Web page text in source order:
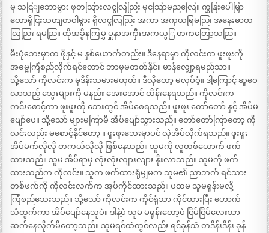
မှ သငြျဘောမွား ဖှတသြှားလငွလြညြး မှငသြာမညလြေ။ ကွှနြးပေါမြှာ
တောရိုငြးသတျတဝါမွား ရှိလငွလြညြး အကာ အကှယရြမညြ၊ အနှေးဓာတ
လြညြး ရမညြ။ ထိုအခွိနကြမွှ ပှူနာအကှီးအကယွြ တကတြော့သညြ။
မီးပုံဘေးမှာက ဖိုနှင့် မ နှစ်ယောက်တည်း။ ဒီနေရာမှာ ကိုလင်းက ဖူးဖူးကို
အဓမ္မကြံစည်လိုက်ရင်တောင် ဘာမှမတတ်နိုင်။ မာန်လျှော့ရမည်သာ။
သို့သော် ကိုလင်းက မုဒိန်းသမားမဟုတ်။ ဒီလိုတော့ မလုပ်ဝံ့။ ဒါ့ကြောင့် ဆူဝေ
လာသည့် သွေးများကို မနည်း အေးအောင် ထိန်းနေရသည်။ ကိုလင်းက
ကင်းစောင့်ကာ ဖူးဖူးကို ဘေးတွင် အိပ်စေရသည်။ ဖူးဖူး တော်တော် နှင့် အိပ်မ
ပျော်ပေ။ သို့သော် များမကြာမီ အိပ်ပျော်သွားသည်။ တော်တော်ကြာတော့ ကို
လင်းလည်း မစောင့်နိုင်တော့ ။ ဖူးဖူးဘေးမှာပင် လှဲအိပ်လိုက်ရသည်။ ဖူးဖူး
အိပ်မက်လိုလို တကယ်လိုလို ဖြစ်နေသည်။ သူမကို လူတစ်ယောက် ဖက်
ထားသည်။ သူမ အိပ်ရာမှ လုံးလုံးလျားလျား နိုးလာသည်။ သူမကို ဖက်
ထားသည်က ကိုလင်း။ သူက ဖက်ထားရုံမျှမက သူမ၏ ညာဘက် ရင်သား
တစ်ဖက်ကို ကိုလင်းလက်က အုပ်ကိုင်ထားသည်။ ပထမ သူမရုန်းမလို့
ကြံစည်သေးသည်။ သို့သော် ကိုလင်းက ကိုင်ရုံသာ ကိုင်ထားပြီး ဟောက်
သံထွက်ကာ အိပ်ပျော်နေသူပဲ။ ဒါနဲ့ပဲ သူမ မရုန်းတော့ပဲ ငြိမ်ငြိမ်လေးသာ
ဆက်နေလိုက်မိတော့သည်။ သူမရင်ထဲတွင်လည်း ရင်ခုန်သံ တဒိန်းဒိန်း ခုန်